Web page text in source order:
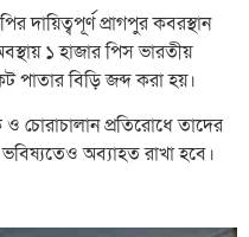
দায়িত্বপূর্ণ প্রাগপুর কবরস্থান
১ হাজার পিস ভারতীয়
পাতার বিড়ি জব্দ করা হয়।
ও চোরাচালান প্রতিরোধে তাদের
অব্যাহত রাখা হবে।